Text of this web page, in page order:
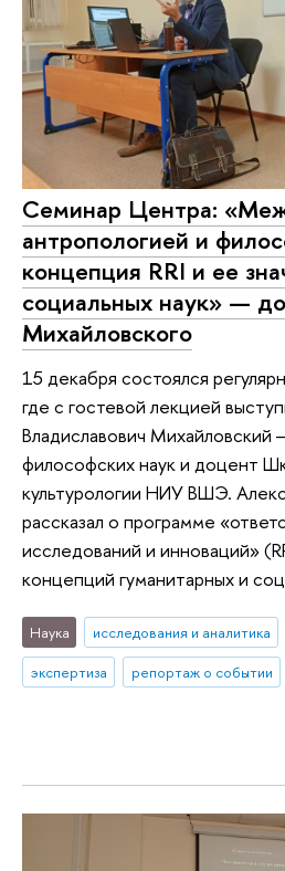
Семинар Центра:
антропологией и
концепция RRI и ее
социальных наук» —
Михайловского
15 декабря состоялся
где с гостевой лекцией
Владиславович Михайловский
философских наук и доцент
культурологии НИУ ВШЭ.
рассказал о программе
исследований и инноваций»
концепций гуманитарных и
Наука исследования и аналитика
экспертиза
репортаж о событии